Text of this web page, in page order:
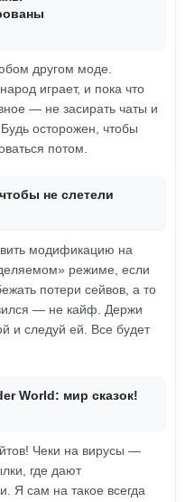
другом моде.
играет, и пока что
— не засирать чаты и
осторожен, чтобы
потом.
не слетели
модификацию на
режиме, если
потери сейвов, а то
— не кайф. Держи
и следуй ей. Все будет
World: мир сказок!
Чеки на вирусы —
где дают
Я сам на такое всегда